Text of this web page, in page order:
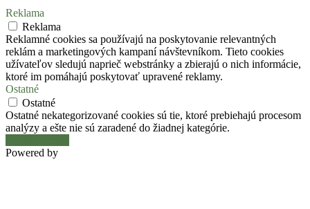
Reklama
Reklama
Reklamné cookies sa používajú na poskytovanie relevantných
reklám a marketingových kampaní návštevníkom. Tieto cookies
užívateľov sledujú naprieč webstránky a zbierajú o nich informácie,
ktoré im pomáhajú poskytovať upravené reklamy.
Ostatné
Ostatné
Ostatné nekategorizované cookies sú tie, ktoré prebiehajú procesom
analýzy a ešte nie sú zaradené do žiadnej kategórie.
Powered by